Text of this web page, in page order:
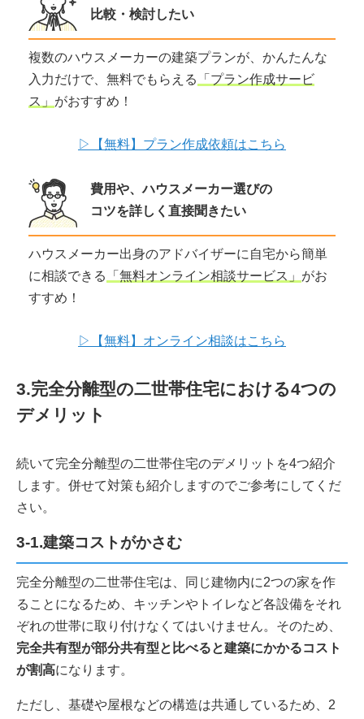
比較・検討したい
複数のハウスメーカーの建築プランが、かんたんな
入力だけで、無料でもらえる
「プラン作成サービ
ス」 がおすすめ！
▷【無料】プラン作成依頼はこちら
費用や、ハウスメーカー選びの
コツを詳しく直接聞きたい
ハウスメーカー出身のアドバイザーに自宅から簡単
に相談できる
「無料オンライン相談サービス」 がお
すすめ！
▷【無料】オンライン相談はこちら
3.完全分離型の二世帯住宅における4つの
デメリット
続いて完全分離型の二世帯住宅のデメリットを4つ紹介
します。併せて対策も紹介しますのでご参考にしてくだ
さい。
3-1.建築コストがかさむ
完全分離型の二世帯住宅は、同じ建物内に2つの家を作
ることになるため、キッチンやトイレなど各設備をそれ
ぞれの世帯に取り付けなくてはいけません。そのため、
完全共有型が部分共有型と比べると建築にかかるコスト
が割高になります。
ただし、基礎や屋根などの構造は共通しているため、2